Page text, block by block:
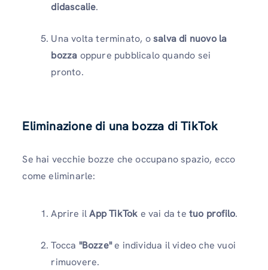
didascalie.
Una volta terminato, osalva di nuovo la
bozza oppure pubblicalo quando sei
pronto.
Eliminazione di una bozza di TikTok
Se hai vecchie bozze che occupano spazio, ecco
come eliminarle:
Aprire ilApp TikTok e vai da te tuo profilo.
Tocca "Bozze"e individua il video che vuoi
rimuovere.